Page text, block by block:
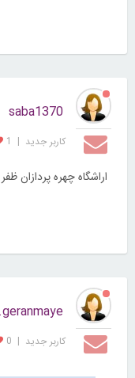
saba1370
کاربر جديد |
1
اراشگاه چهره پردازان
کاربر جديد |
0